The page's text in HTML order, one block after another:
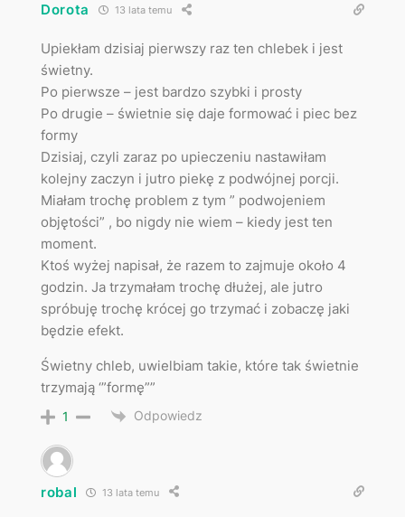
Dorota 13 lata temu
Upiekłam dzisiaj pierwszy raz ten chlebek i jest
świetny.
Po pierwsze – jest bardzo szybki i prosty
Po drugie – świetnie się daje formować i piec bez
formy
Dzisiaj, czyli zaraz po upieczeniu nastawiłam
kolejny zaczyn i jutro piekę z podwójnej porcji.
Miałam trochę problem z tym ” podwojeniem
objętości” , bo nigdy nie wiem – kiedy jest ten
moment.
Ktoś wyżej napisał, że razem to zajmuje około 4
godzin. Ja trzymałam trochę dłużej, ale jutro
spróbuję trochę krócej go trzymać i zobaczę jaki
będzie efekt.
Świetny chleb, uwielbiam takie, które tak świetnie
trzymają ‘”formę””
1 Odpowiedz
robal 13 lata temu